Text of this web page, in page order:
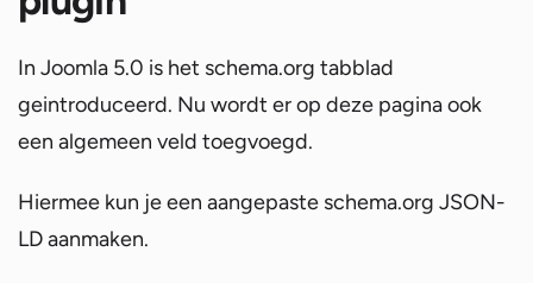
In Joomla 5.0 is het schema.org tabblad
geintroduceerd. Nu wordt er op deze pagina ook
een algemeen veld toegvoegd.
Hiermee kun je een aangepaste schema.org JSON-
LD aanmaken.